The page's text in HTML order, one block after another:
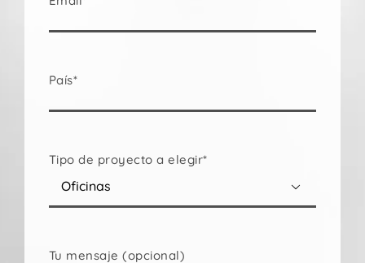
País*
Tipo de proyecto a elegir*

Tu mensaje (opcional)